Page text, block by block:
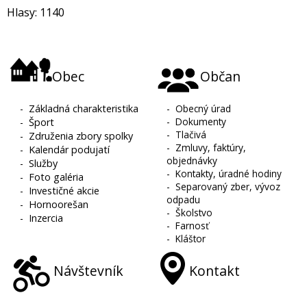
Hlasy: 1140
Obec
- Základná charakteristika
-Šport
- Združenia zbory spolky
- Kalendár podujatí
-Služby
- Foto galéria
- Investičné akcie
- Hornoorešan
- Inzercia
Občan
-Obecný úrad
-Dokumenty
- Tlačivá
- Zmluvy, faktúry,
objednávky
-Kontakty, úradné hodiny
-Separovaný zber, vývoz
odpadu
-Školstvo
-Farnosť
-Kláštor
Návštevník Kontakt